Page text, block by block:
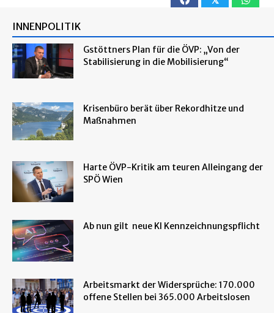
INNENPOLITIK
Gstöttners Plan für die ÖVP: „Von der
Stabilisierung in die Mobilisierung“
Krisenbüro berät über Rekordhitze und
Maßnahmen
Harte ÖVP-Kritik am teuren Alleingang der
SPÖ Wien
Ab nun gilt neue KI Kennzeichnungspflicht
Arbeitsmarkt der Widersprüche: 170.000
offene Stellen bei 365.000 Arbeitslosen